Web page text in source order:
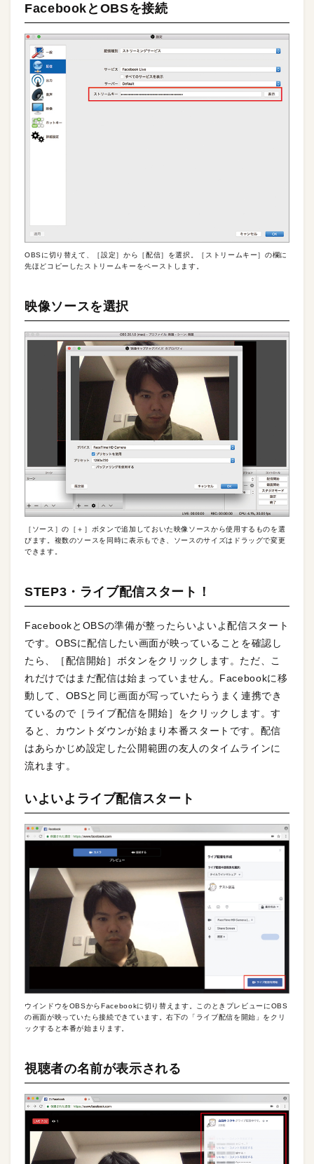
FacebookとOBSを接続
OBSに切り替えて、［設定］から［配信］を選択。［ストリームキー］の欄に
先ほどコピーしたストリームキーをペーストします。
映像ソースを選択
［ソース］の［＋］ボタンで追加しておいた映像ソースから使用するものを選
びます。複数のソースを同時に表示もでき、ソースのサイズはドラッグで変更
できます。
STEP3・ライブ配信スタート！
FacebookとOBSの準備が整ったらいよいよ配信スタート
です。OBSに配信したい画面が映っていることを確認し
たら、［配信開始］ボタンをクリックします。ただ、こ
れだけではまだ配信は始まっていません。Facebookに移
動して、OBSと同じ画面が写っていたらうまく連携でき
ているので［ライブ配信を開始］をクリックします。す
ると、カウントダウンが始まり本番スタートです。配信
はあらかじめ設定した公開範囲の友人のタイムラインに
流れます。
いよいよライブ配信スタート
ウインドウをOBSからFacebookに切り替えます。このときプレビューにOBS
の画面が映っていたら接続できています。右下の「ライブ配信を開始」をクリ
ックすると本番が始まります。
視聴者の名前が表示される